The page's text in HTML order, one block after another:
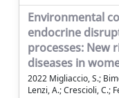
Environmental
endocrine
processes: New
diseases in
2022 Migliaccio, S.;
Lenzi, A.; Crescioli, C.;